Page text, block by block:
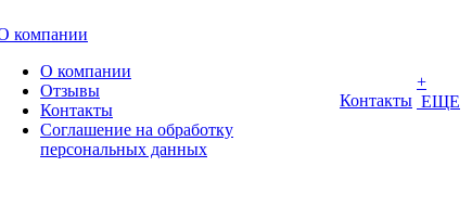
компании
О компании
Отзывы
Контакты
Соглашение на обработку
персональных данных
Контакты
+
ЕЩЕ